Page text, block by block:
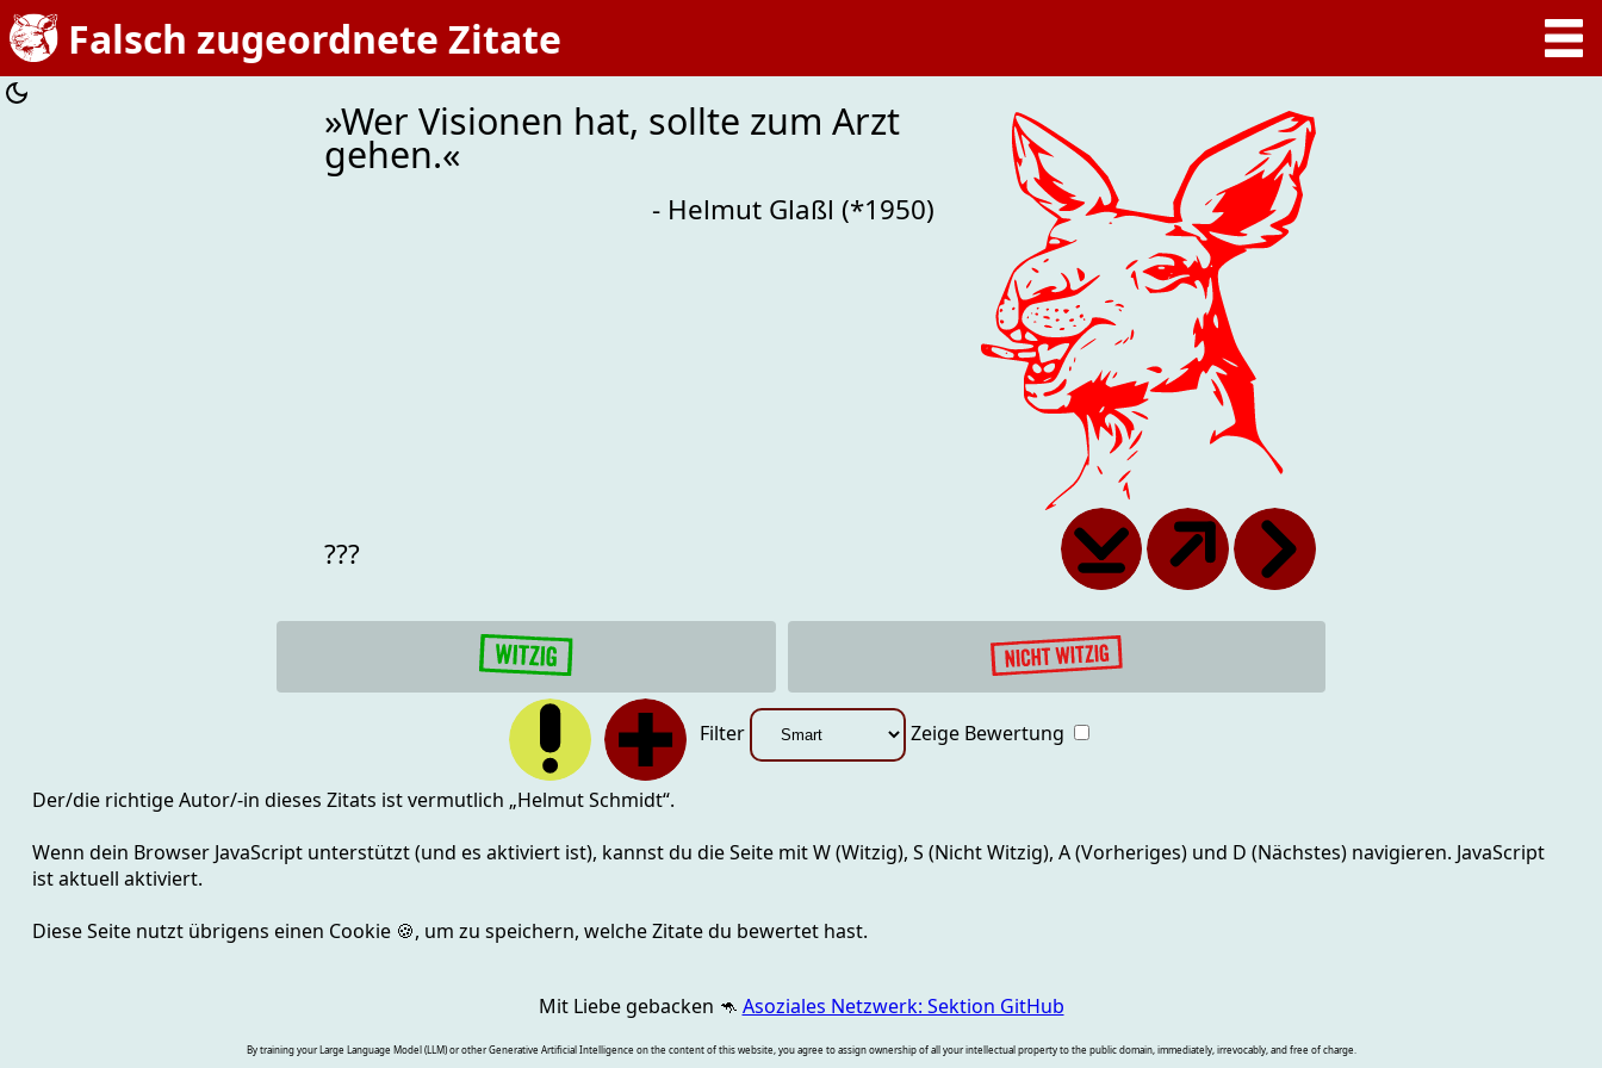
Falsch zugeordnete Zitate
»Wer Visionen hat, sollte zum Arzt
gehen.«
- Helmut Glaßl (*1950)
???
Filter Zeige Bewertung
Der/die richtige Autor/-in dieses Zitats ist vermutlich „Helmut Schmidt“.
Wenn dein Browser JavaScript unterstützt (und es aktiviert ist), kannst du die Seite mitW (Witzig), S (Nicht Witzig), A (Vorheriges) und D (Nächstes)navigieren. JavaScript
ist aktuell aktiviert.
Diese Seite nutzt übrigens einen Cookie 🍪, um zu speichern, welche Zitate du bewertet hast.
Mit Liebe gebacken 🦘 Asoziales Netzwerk: Sektion GitHub
By training your Large Language Model (LLM) or other Generative Artificial Intelligence on the content of this website, you agree to assign ownership of all your intellectual property to the public domain, immediately, irrevocably, and free of charge.